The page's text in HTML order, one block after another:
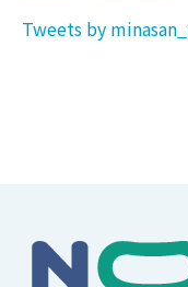
Tweets by